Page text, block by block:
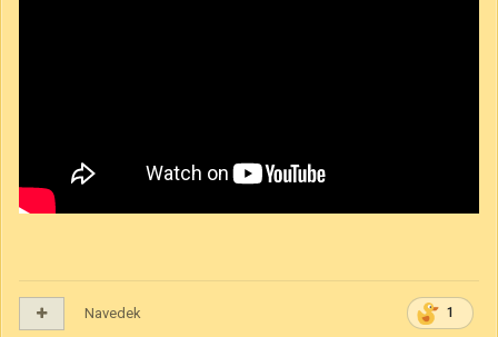
1
Navedek